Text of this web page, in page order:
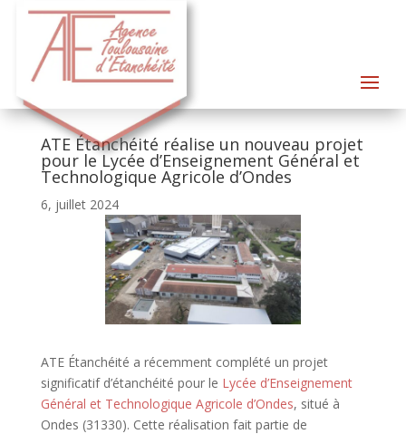
ATE Étanchéité réalise un nouveau projet
pour le Lycée d’Enseignement Général et
Technologique Agricole d’Ondes
6, juillet 2024
ATE Étanchéité a récemment complété un projet
significatif d’étanchéité pour le Lycée d’Enseignement
Général et Technologique Agricole d’Ondes, situé à
Ondes (31330). Cette réalisation fait partie de